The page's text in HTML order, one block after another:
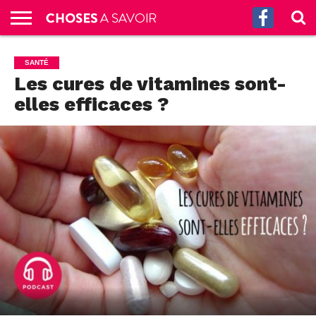
CULTURE
G.
SCIENCES
SANTÉ
HISTOIRE
ÉCONOMIE
INCROYABLE
!
TECH
AUTRES
S’ABONNER
AUX
PODCASTS
CONTACT
A
PROPOS
SANTÉ
Les cures de vitamines sont-
elles efficaces ?